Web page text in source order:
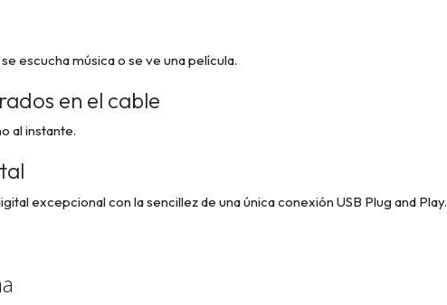
escucha música o se ve una película.
en el cable
al instante.
excepcional con la sencillez de una única conexión USB Plug and Play.